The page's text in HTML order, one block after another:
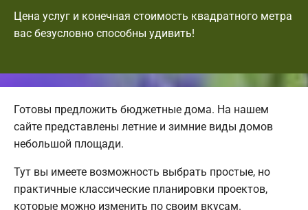
Цена услуг и конечная стоимость квадратного метра
вас безусловно способны удивить!
Готовы предложить бюджетные дома. На нашем
сайте представлены летние и зимние виды домов
небольшой площади.
Тут вы имеете возможность выбрать простые, но
практичные классические планировки проектов,
которые можно изменить по своим вкусам.